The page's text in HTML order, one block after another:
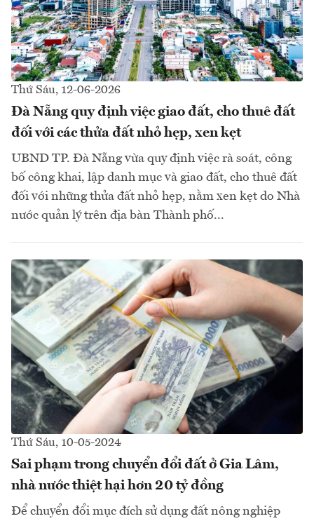
Thứ Sáu, 12-06-2026
Đà Nẵng quy định việc giao đất, cho thuê đất
đối với các thửa đất nhỏ hẹp, xen kẹt
UBND TP. Đà Nẵng vừa quy định việc rà soát, công
bố công khai, lập danh mục và giao đất, cho thuê đất
đối với những thửa đất nhỏ hẹp, nằm xen kẹt do Nhà
nước quản lý trên địa bàn Thành phố...
Thứ Sáu, 10-05-2024
Sai phạm trong chuyển đổi đất ở Gia Lâm,
nhà nước thiệt hại hơn 20 tỷ đồng
Để chuyển đổi mục đích sử dụng đất nông nghiệp